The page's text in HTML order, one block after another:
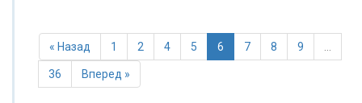
« Назад 1 2 4 5 6 7 8 9 …
36 Вперед »